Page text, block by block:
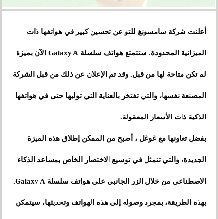
أعلنت شركة سامسونغ للتو عن تحسين كبير في هواتفها ذات
الميزانية المحدودة. ستتمتع هواتف سلسلة Galaxy A الآن بميزة
لم تكن متاحة لها من قبل. وقد تم الإعلان عن ذلك من قبل الشركة
المصنعة نفسها، والتي تفتخر بالعناية التي توليها حتى في هواتفها
الذكية ذات الأسعار المعقولة.
بفضل تعاونها مع غوغل ، أصبح من الممكن إطلاق هذه الميزة
الجديدة، والتي تتمثل في توسيع الاختصار الخاص بمساعد الذكاء
الاصطناعي من خلال الزر الجانبي على هواتف سلسلة Galaxy A.
بهذه الطريقة، بمجرد وصوله إلى هذه الهواتف وتحديثها، سيتمكن